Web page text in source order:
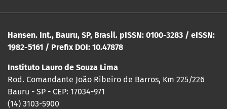
Hansen. Int., Bauru, SP, Brasil. pISSN: 0100-3283 / eISSN:
1982-5161 / Prefix DOI: 10.47878
Instituto Lauro de Souza Lima
Rod. Comandante João Ribeiro de Barros, Km 225/226
Bauru - SP - CEP: 17034-971
(14) 3103-5900